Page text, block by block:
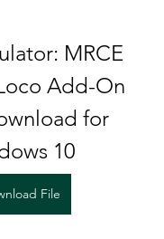
MRCE
Add-On
for
10
File